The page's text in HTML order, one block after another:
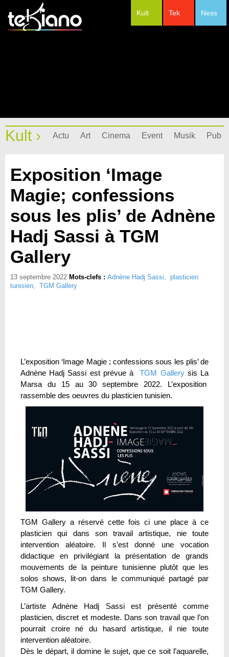
Ness
Tek
Kult
Kult › Actu Art Cinema Event Musik Pub
Exposition ‘Image
Magie; confessions
sous les plis’ de Adnène
Hadj Sassi à TGM
Gallery
13 septembre 2022 Mots-clefs : Adnène Hadj Sassi, plasticien
tunisien, TGM Gallery
L’exposition ‘Image Magie ; confessions sous les plis’ de
Adnène Hadj Sassi est prévue à
TGM Gallerysis La
Marsa du 15 au 30 septembre 2022. L’exposition
rassemble des oeuvres du plasticien tunisien.
TGM Gallery a réservé cette fois ci une place à ce
plasticien qui dans son travail artistique, nie toute
intervention aléatoire. Il s’est donné une vocation
didactique en privilégiant la présentation de grands
mouvements de la peinture tunisienne plutôt que les
solos shows, lit-on dans le communiqué partagé par
TGM Gallery.
L’artiste Adnène Hadj Sassi est présenté comme
plasticien, discret et modeste. Dans son travail que l’on
pourrait croire né du hasard artistique, il nie toute
intervention aléatoire.
Dès le départ, il domine le sujet, que ce soit l’aquarelle,